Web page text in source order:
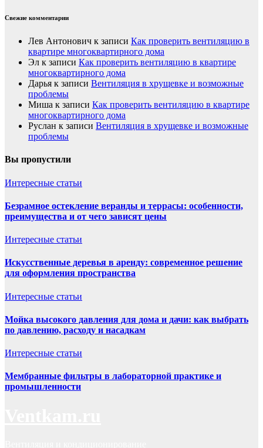
Свежие комментарии
Лев Антонович к записи Как проверить вентиляцию в
квартире многоквартирного дома
Эл к записи Как проверить вентиляцию в квартире
многоквартирного дома
Дарья к записи Вентиляция в хрущевке и возможные
проблемы
Миша к записи Как проверить вентиляцию в квартире
многоквартирного дома
Руслан к записи Вентиляция в хрущевке и возможные
проблемы
Вы пропустили
Интересные статьи
Безрамное остекление веранды и террасы: особенности,
преимущества и от чего зависят цены
Интересные статьи
Искусственные деревья в аренду: современное решение
для оформления пространства
Интересные статьи
Мойка высокого давления для дома и дачи: как выбрать
по давлению, расходу и насадкам
Интересные статьи
Мембранные фильтры в лабораторной практике и
промышленности